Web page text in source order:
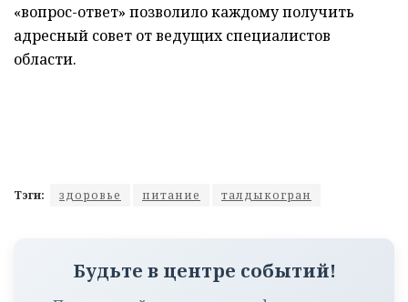
«вопрос-ответ» позволило каждому получить
адресный совет от ведущих специалистов
области.
Тэги: здоровье питание талдыкогран
Будьте в центре событий!